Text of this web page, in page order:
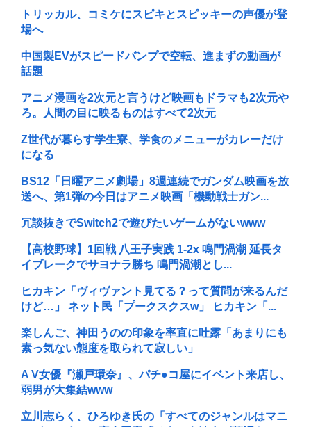
トリッカル、コミケにスピキとスピッキーの声優が登
場へ
中国製EVがスピードバンプで空転、進まずの動画が
話題
アニメ漫画を2次元と言うけど映画もドラマも2次元や
ろ。人間の目に映るものはすべて2次元
Z世代が暮らす学生寮、学食のメニューがカレーだけ
になる
BS12「日曜アニメ劇場」8週連続でガンダム映画を放
送へ、第1弾の今日はアニメ映画「機動戦士ガン...
冗談抜きでSwitch2で遊びたいゲームがないwww
【高校野球】1回戦 八王子実践 1-2x 鳴門渦潮 延長タ
イブレークでサヨナラ勝ち 鳴門渦潮とし...
ヒカキン「ヴィヴァント見てる？って質問が来るんだ
けど…」 ネット民「プークスクスw」 ヒカキン「...
楽しんご、神田うのの印象を率直に吐露「あまりにも
素っ気ない態度を取られて寂しい」
A V女優『瀬戸環奈』、パチ●コ屋にイベント来店し、
弱男が大集結www
立川志らく、ひろゆき氏の「すべてのジャンルはマニ